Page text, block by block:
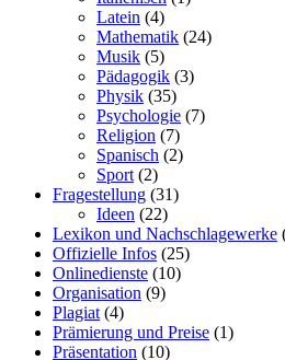
Latein (4)
Mathematik (24)
Musik (5)
Pädagogik (3)
Physik (35)
Psychologie (7)
Religion (7)
Spanisch (2)
Sport (2)
Fragestellung (31)
Ideen (22)
Lexikon und Nachschlagewerke
Offizielle Infos (25)
Onlinedienste (10)
Organisation (9)
Plagiat (4)
Prämierung und Preise (1)
Präsentation (10)